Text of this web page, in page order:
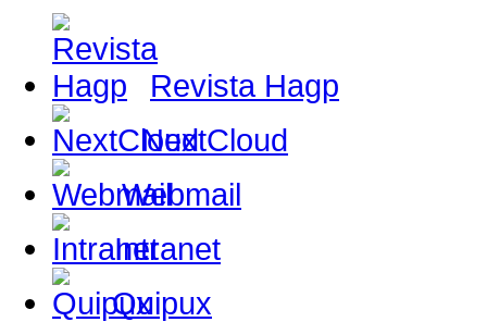
Revista Hagp
NextCloud
Webmail
Intranet
Quipux